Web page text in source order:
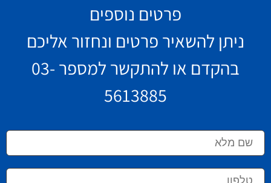
פרטים נוספים
ניתן להשאיר פרטים ונחזור אליכם
בהקדם או להתקשר למספר 03-
5613885
שם
מלא
טלפון